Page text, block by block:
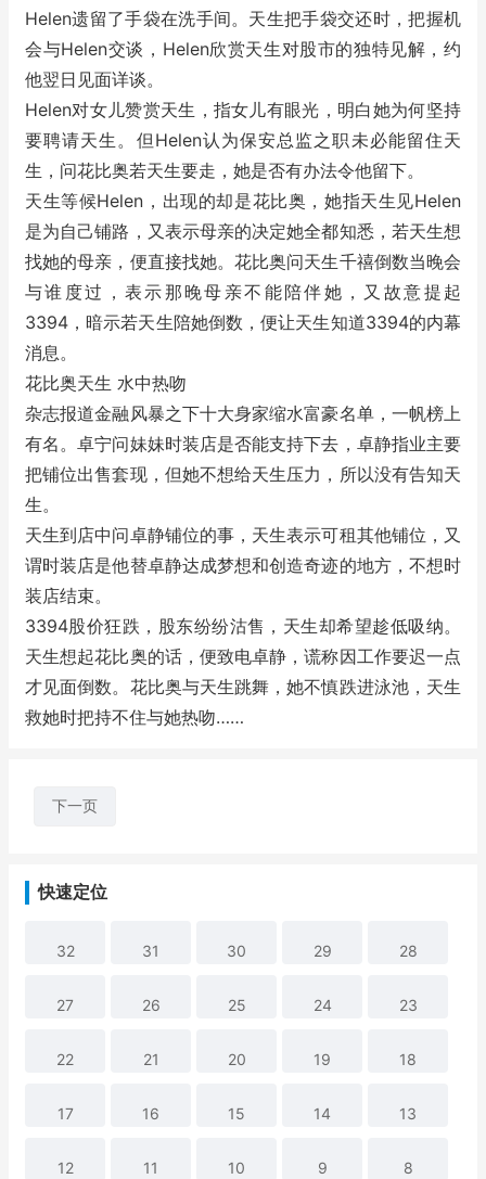
Helen遗留了手袋在洗手间。天生把手袋交还时，把握机
会与Helen交谈，Helen欣赏天生对股市的独特见解，约
他翌日见面详谈。
Helen对女儿赞赏天生，指女儿有眼光，明白她为何坚持
要聘请天生。但Helen认为保安总监之职未必能留住天
生，问花比奥若天生要走，她是否有办法令他留下。
天生等候Helen，出现的却是花比奥，她指天生见Helen
是为自己铺路，又表示母亲的决定她全都知悉，若天生想
找她的母亲，便直接找她。花比奥问天生千禧倒数当晚会
与谁度过，表示那晚母亲不能陪伴她，又故意提起
3394，暗示若天生陪她倒数，便让天生知道3394的内幕
消息。
花比奥天生 水中热吻
杂志报道金融风暴之下十大身家缩水富豪名单，一帆榜上
有名。卓宁问妹妹时装店是否能支持下去，卓静指业主要
把铺位出售套现，但她不想给天生压力，所以没有告知天
生。
天生到店中问卓静铺位的事，天生表示可租其他铺位，又
谓时装店是他替卓静达成梦想和创造奇迹的地方，不想时
装店结束。
3394股价狂跌，股东纷纷沽售，天生却希望趁低吸纳。
天生想起花比奥的话，便致电卓静，谎称因工作要迟一点
才见面倒数。花比奥与天生跳舞，她不慎跌进泳池，天生
救她时把持不住与她热吻……
下一页
快速定位
32 31 30 29 28
27 26 25 24 23
22 21 20 19 18
17 16 15 14 13
12 11 10 9 8